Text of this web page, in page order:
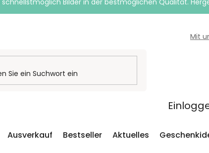
Bilder in der bestmöglichen Qualität.
Mit
Ausverkauf Bestseller Aktuelles